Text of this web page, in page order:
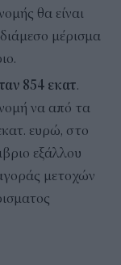
θα είναι
μέρισμα
854 εκατ.
να από τα
ευρώ, στο
εξάλλου
μετοχών